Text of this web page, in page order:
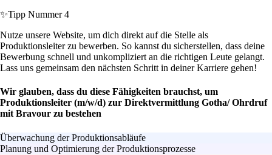
✨Tipp Nummer 4
Nutze unsere Website, um dich direkt auf die Stelle als
Produktionsleiter zu bewerben. So kannst du sicherstellen, dass deine
Bewerbung schnell und unkompliziert an die richtigen Leute gelangt.
Lass uns gemeinsam den nächsten Schritt in deiner Karriere gehen!
Wir glauben, dass du diese Fähigkeiten brauchst, um
Produktionsleiter (m/w/d) zur Direktvermittlung Gotha/ Ohrdruf
mit Bravour zu bestehen
Überwachung der Produktionsabläufe
Planung und Optimierung der Produktionsprozesse